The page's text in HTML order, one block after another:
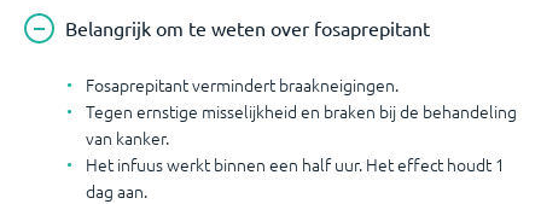
Belangrijk om te weten over fosaprepitant
Fosaprepitant vermindert braakneigingen.
Tegen ernstige misselijkheid en braken bij de behandeling
van kanker.
Het infuus werkt binnen een half uur. Het effect houdt 1
dag aan.